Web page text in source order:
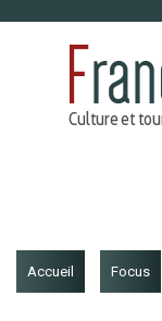
Accueil Focus